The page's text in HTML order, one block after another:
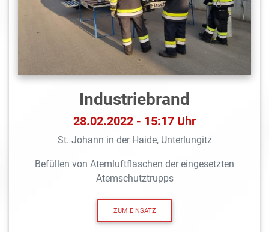
Industriebrand
28.02.2022 - 15:17 Uhr
St. Johann in der Haide, Unterlungitz
Befüllen von Atemluftflaschen der eingesetzten
Atemschutztrupps
ZUM EINSATZ